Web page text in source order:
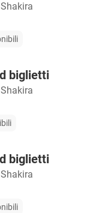
biglietti
biglietti